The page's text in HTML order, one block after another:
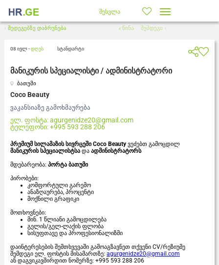
შესვლა
შედეგებზე დაბრუნება წინა შემდეგი
08 ივლ -დღეს სტანდარტი
მანიკურის სპეციალისტი / ადმინისტრატორი
ბათუმი
Coco Beauty
ვაკანსიაზე გამოხმაურება
ელ. ფოსტა:agurgenidze20@gmail.com
ტელეფონი:+995 593 288 206
პრემიუმ სილამაზის სივრცეში Coco Beauty ვეძებთ გამოცდილ
მანიკურის სპეციალისტსა და ადმინისტრატორს
მდებარეობა: პორტა ბათუმი
პირობები:
კომფორტული გარემო
ანაზღაურება, პროცენტი
მოქნილი გრაფიკი
მოთხოვნები:
მინ. 1 წლიანი გამოცდილება
გელის/გელ-ლაქის ფლობა
სისუფთავე და პროფესიონალიზმი
დაინტერესების შემთხვევაში გამოაგზავნეთ თქვენი CV/რეზიუმე
შემდეგი ელ. ფოსტის მისამართზე: agurgenidze20@gmail.com
ან დაგვიკავშირდით ნომერზე: +995 593 288 206